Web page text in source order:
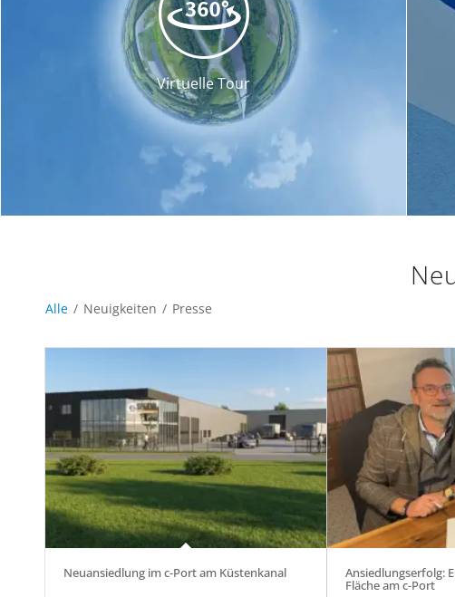
Virtuelle Tour
Alle / Neuigkeiten / Presse
Neuansiedlung im c-Port am Küstenkanal Ansiedlungserfolg:
Fläche am c-Port